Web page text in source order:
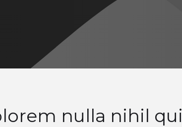
nulla nihil qui